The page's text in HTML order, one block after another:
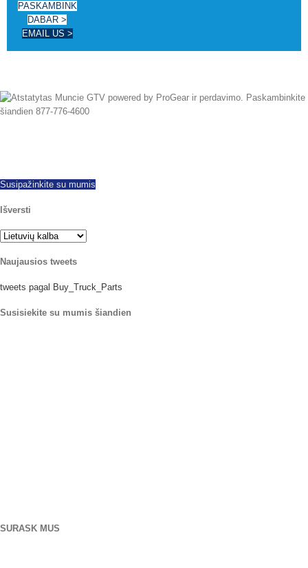
PASKAMBINK
DABAR >
EMAIL US >
Susipažinkite su mumis
Išversti
Naujausios tweets
tweets pagal Buy_Truck_Parts
Susisiekite su mumis šiandien
SURASK MUS